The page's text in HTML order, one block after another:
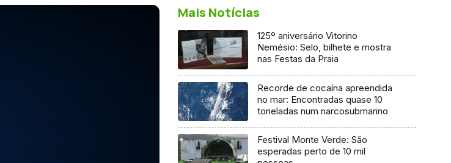
Mais Notícias
125º aniversário Vitorino
Nemésio: Selo, bilhete e mostra
nas Festas da Praia
Recorde de cocaína apreendida
no mar: Encontradas quase 10
toneladas num narcosubmarino
Festival Monte Verde: São
esperadas perto de 10 mil